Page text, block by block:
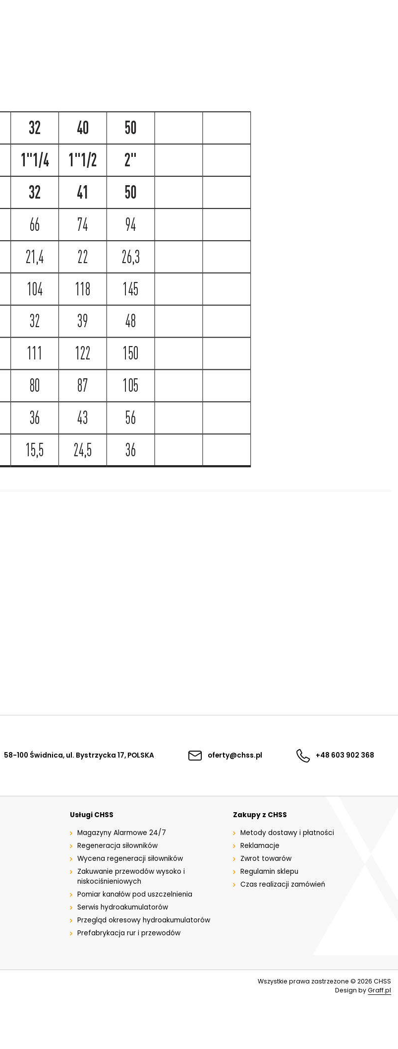
58-100 Świdnica, ul. Bystrzycka 17, POLSKA oferty@chss.pl +48 603 902 368
Usługi CHSS
Magazyny Alarmowe 24/7
Regeneracja siłowników
Wycena regeneracji siłowników
Zakuwanie przewodów wysoko i
niskociśnieniowych
Pomiar kanałów pod uszczelnienia
Serwis hydroakumulatorów
Przegląd okresowy hydroakumulatorów
Prefabrykacja rur i przewodów
Zakupy z CHSS
Metody dostawy i płatności
Reklamacje
Zwrot towarów
Regulamin sklepu
Czas realizacji zamówień
Wszystkie prawa zastrzeżone © 2026CHSS
Design byGraff.pl